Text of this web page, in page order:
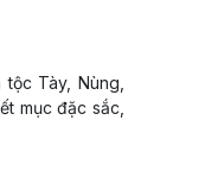
Tày, Nùng,
mục đặc sắc,